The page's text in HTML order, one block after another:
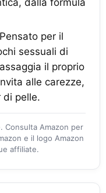
dalla formula
per il
sessuali di
il proprio
alle carezze,
di pelle.
Consulta Amazon per
e il logo Amazon
affiliate.